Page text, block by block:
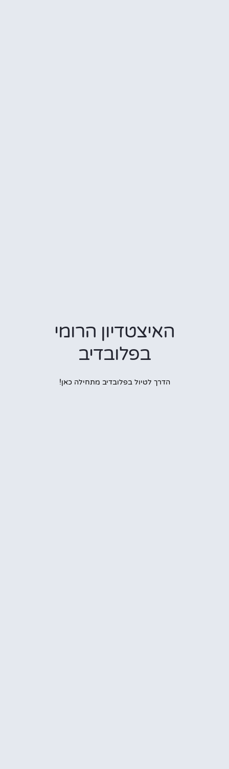
האיצטדיון הרומי
בפלובדיב
הדרך לטיול בפלובדיב מתחילה כאן!